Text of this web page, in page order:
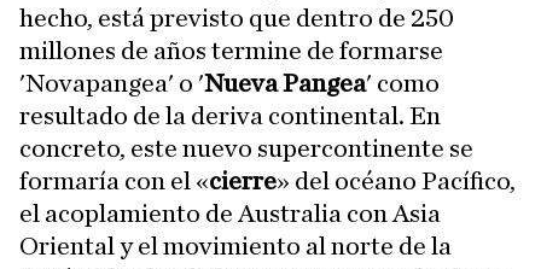
hecho, está previsto que dentro de 250
millones de años termine de formarse
'Novapangea' o 'Nueva Pangea' como
resultado de la deriva continental. En
concreto, este nuevo supercontinente se
formaría con el «cierre» del océano Pacífico,
el acoplamiento de Australia con Asia
Oriental y el movimiento al norte de la